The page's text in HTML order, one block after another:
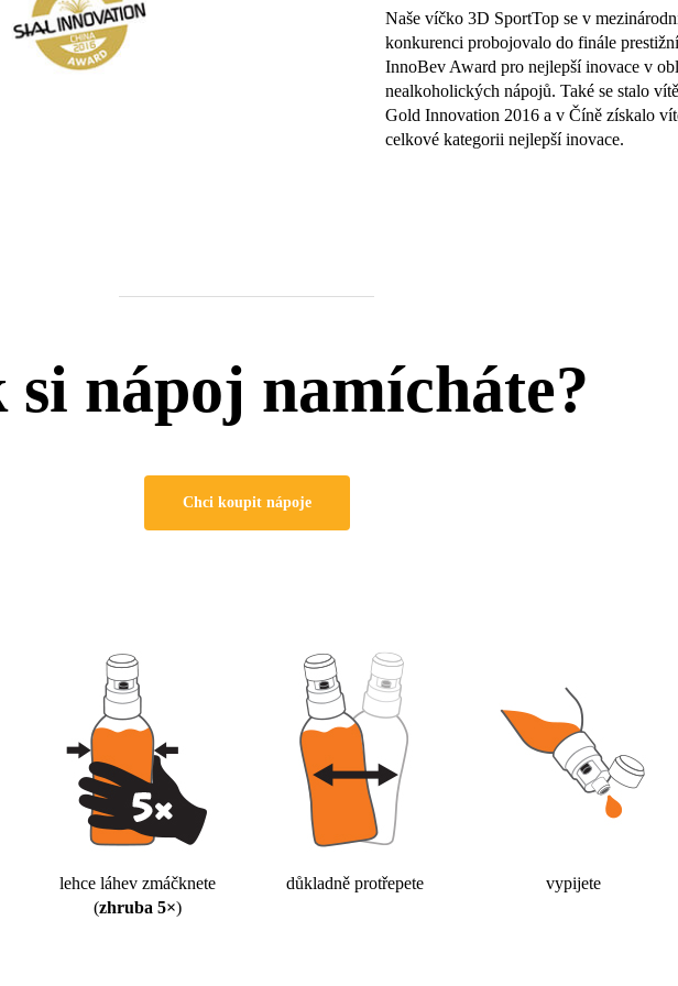
Naše víčko 3D SportTop se v
konkurenci probojovalo do finále
InnoBev Award pro nejlepší inovace v
nealkoholických nápojů. Také se stalo
Gold Innovation 2016 a v Číně získalo
celkové kategorii nejlepší inovace.
si nápoj namícháte?
Chci koupit nápoje
lehce láhev zmáčknete
(zhruba 5×)
důkladně protřepete vypijete